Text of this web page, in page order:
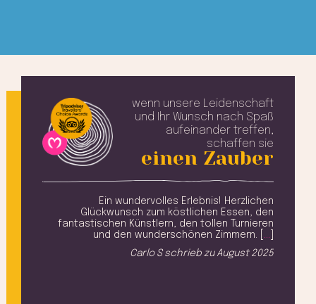
wenn unsere Leidenschaft
und Ihr Wunsch nach Spaß
aufeinander treffen,
schaffen sie
einen Zauber
Ein wundervolles Erlebnis! Herzlichen
Glückwunsch zum köstlichen Essen, den
fantastischen Künstlern, den tollen Turnieren
und den wunderschönen Zimmern. [ …
Carlo Sschrieb zuAugust 2025